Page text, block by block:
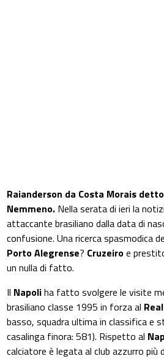
Raianderson da Costa Morais
Nemmeno. Nella serata di ieri la
attaccante brasiliano dalla data di
confusione. Una ricerca spasmodica
Porto Alegrense? Cruzeiroe
un nulla di fatto.
Il Napoliha fatto svolgere le visite
brasiliano classe 1995 in forza al
basso, squadra ultima in classifica e
casalinga finora: 581). Rispetto al
calciatore è legata al club azzurro più